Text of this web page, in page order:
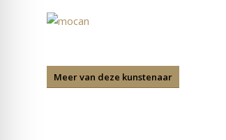
Meer van deze kunstenaar